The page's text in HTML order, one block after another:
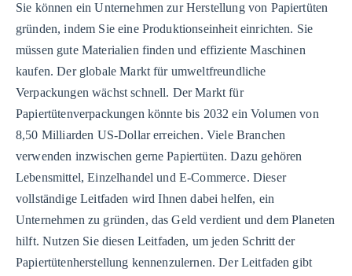
Sie können ein Unternehmen zur Herstellung von Papiertüten
gründen, indem Sie eine Produktionseinheit einrichten. Sie
müssen gute Materialien finden und effiziente Maschinen
kaufen. Der globale Markt für umweltfreundliche
Verpackungen wächst schnell. Der Markt für
Papiertütenverpackungen könnte bis 2032 ein Volumen von
8,50 Milliarden US-Dollar erreichen. Viele Branchen
verwenden inzwischen gerne Papiertüten. Dazu gehören
Lebensmittel, Einzelhandel und E-Commerce. Dieser
vollständige Leitfaden wird Ihnen dabei helfen, ein
Unternehmen zu gründen, das Geld verdient und dem Planeten
hilft. Nutzen Sie diesen Leitfaden, um jeden Schritt der
Papiertütenherstellung kennenzulernen. Der Leitfaden gibt